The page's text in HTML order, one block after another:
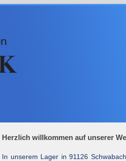
Herzlich willkommen auf unserer
In unserem Lager in 91126